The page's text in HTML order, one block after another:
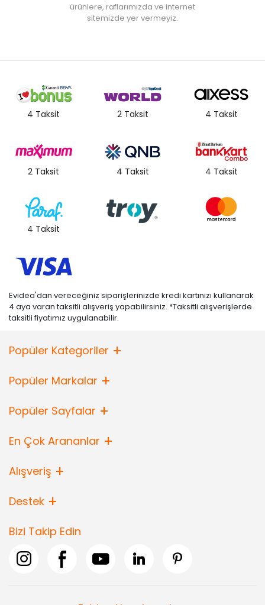
ürünlere, raflarımızda ve internet
sitemizde yer vermeyiz.
4 Taksit 2 Taksit 4 Taksit
2 Taksit 4 Taksit 4 Taksit
4 Taksit
Evidea'dan vereceğiniz siparişlerinizde kredi kartınızı kullanarak
4 aya varan taksitli alışveriş yapabilirsiniz. *Taksitli alışverişlerde
taksitli fiyatımız uygulanabilir.
Popüler Kategoriler
Popüler Markalar
Popüler Sayfalar
En Çok Arananlar
Alışveriş
Destek
Bizi Takip Edin